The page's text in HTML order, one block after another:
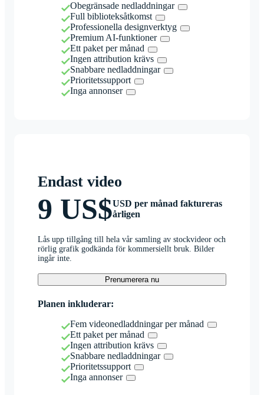
Obegränsade nedladdningar
Full biblioteksåtkomst
Professionella designverktyg
Premium AI-funktioner
Ett paket per månad
Ingen attribution krävs
Snabbare nedladdningar
Prioritetssupport
Inga annonser
Endast video
9 US$USD per månad faktureras
årligen
Lås upp tillgång till hela vår samling av stockvideor och
rörlig grafik godkända för kommersiellt bruk. Bilder
ingår inte.
Prenumerera nu
Planen inkluderar:
Fem videonedladdningar per månad
Ett paket per månad
Ingen attribution krävs
Snabbare nedladdningar
Prioritetssupport
Inga annonser